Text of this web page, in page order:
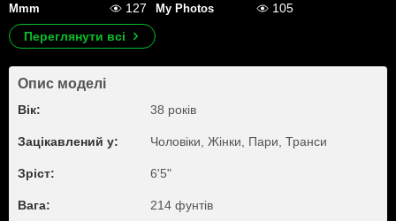
Mmm 127 My Photos
105
Переглянути всі
Опис моделі
Вік: 38 років
Зацікавлений у: Чоловіки, Жiнки, Пари, Транси
Зріст: 6'5"
Вага: 214 фунтів